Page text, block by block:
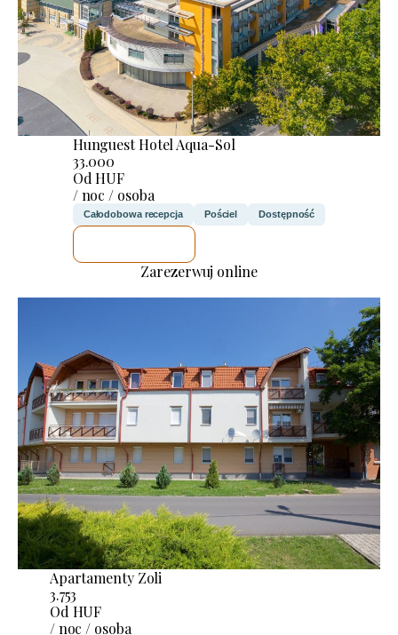
Hunguest Hotel Aqua-Sol
33.000
Od HUF
/ noc / osoba
Całodobowa recepcja Pościel Dostępność
Zarezerwuj online
Apartamenty Zoli
3.753
Od HUF
/ noc / osoba